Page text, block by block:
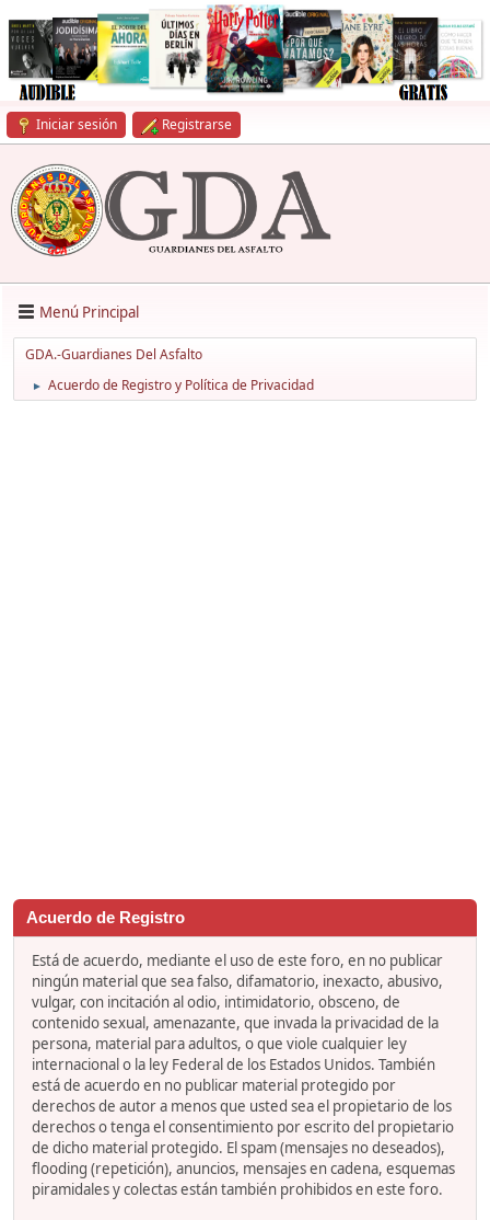
Iniciar sesión Registrarse
Menú Principal
GDA.-Guardianes Del Asfalto
► Acuerdo de Registro y Política de Privacidad
Acuerdo de Registro
Está de acuerdo, mediante el uso de este foro, en no publicar
ningún material que sea falso, difamatorio, inexacto, abusivo,
vulgar, con incitación al odio, intimidatorio, obsceno, de
contenido sexual, amenazante, que invada la privacidad de la
persona, material para adultos, o que viole cualquier ley
internacional o la ley Federal de los Estados Unidos. También
está de acuerdo en no publicar material protegido por
derechos de autor a menos que usted sea el propietario de los
derechos o tenga el consentimiento por escrito del propietario
de dicho material protegido. El spam (mensajes no deseados),
flooding (repetición), anuncios, mensajes en cadena, esquemas
piramidales y colectas están también prohibidos en este foro.